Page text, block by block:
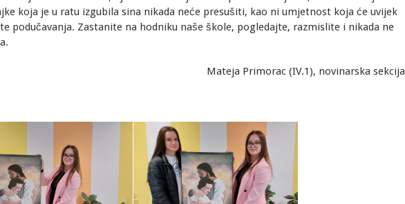
koja je u ratu izgubila sina nikada neće presušiti, kao ni umjetnost koja će uvijek
podučavanja. Zastanite na hodniku naše škole, pogledajte, razmislite i nikada ne
Mateja Primorac (IV.1), novinarska sekcija